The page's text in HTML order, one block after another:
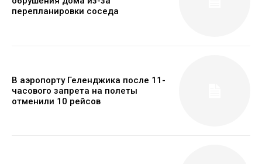
перепланировки соседа
В аэропорту Геленджика после 11-
часового запрета на полеты
отменили 10 рейсов